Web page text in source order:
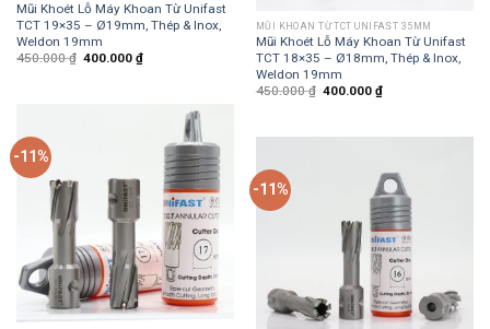
Mũi Khoét Lỗ Máy Khoan Từ Unifast
TCT 19×35 – Ø19mm, Thép & Inox,
Weldon 19mm
450.000₫ 400.000₫
MŨI KHOAN TỪ TCT UNIFAST 35MM
Mũi Khoét Lỗ Máy Khoan Từ Unifast
TCT 18×35 – Ø18mm, Thép & Inox,
Weldon 19mm
450.000₫ 400.000₫
-11%
-11%